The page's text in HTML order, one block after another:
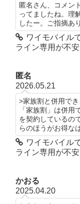
匿名さん、コメン
ってましたね。理
したー。ご指摘あ
ワイモバイル
ライン専用が不
匿名
2026.05.21
>家族割と併用で
「家族割」は併用
を契約しているの
らのほうがお得な
ワイモバイル
ライン専用が不
かおる
2025.04.20